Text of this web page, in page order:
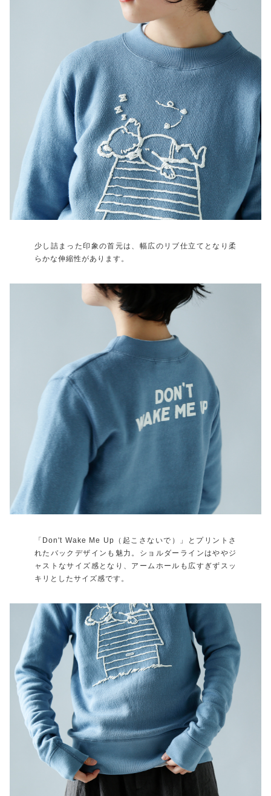
少し詰まった印象の首元は、幅広のリブ仕立てとなり柔
らかな伸縮性があります。
「Don't Wake Me Up（起こさないで）」とプリントさ
れたバックデザインも魅力。ショルダーラインはややジ
ャストなサイズ感となり、アームホールも広すぎずスッ
キリとしたサイズ感です。